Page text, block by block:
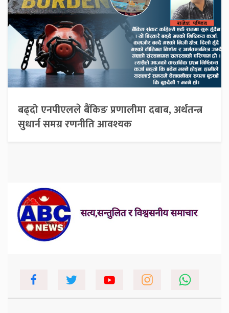
बढ्दो एनपीएलले बैंकिङ प्रणालीमा दबाब, अर्थतन्त्र
सुधार्न समग्र रणनीति आवश्यक